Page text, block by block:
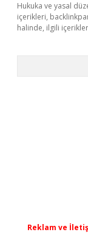
Hukuka ve yasal
içerikleri,
halinde, ilgili
Reklam ve